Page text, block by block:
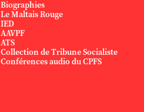
Biographies
Le Maltais Rouge
IED
AAVPF
ATS
Collection de Tribune Socialiste
Conférences audio du CPFS